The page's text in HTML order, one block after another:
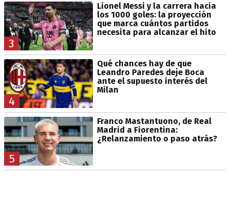
3
Lionel Messi y la carrera hacia
los 1000 goles: la proyección
que marca cuántos partidos
necesita para alcanzar el hito
4
Qué chances hay de que
Leandro Paredes deje Boca
ante el supuesto interés del
Milan
5
Franco Mastantuono, de Real
Madrid a Fiorentina:
¿Relanzamiento o paso atrás?